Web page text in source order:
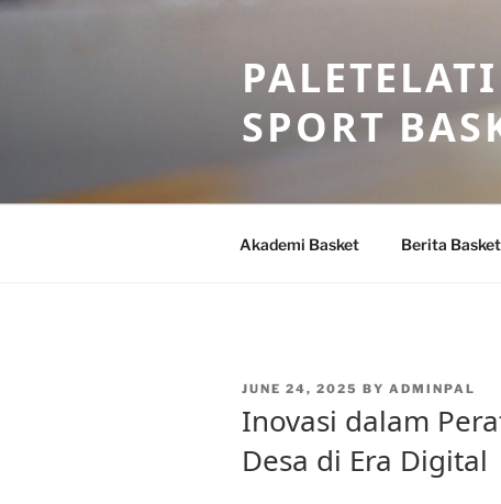
Skip
SPORT
Akademi Basket Berita Basket
POSTED
JUNE 24, 2025 BY ADMINPAL
Inovasi dalam
Desa di Era Digital